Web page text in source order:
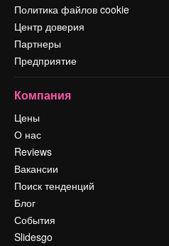
Политика файлов cookie
Центр доверия
Партнеры
Предприятие
Компания
Цены
О нас
Reviews
Вакансии
Поиск тенденций
Блог
События
Slidesgo